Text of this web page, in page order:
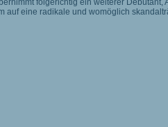
folgerichtig ein weiterer
auf eine radikale und womöglich